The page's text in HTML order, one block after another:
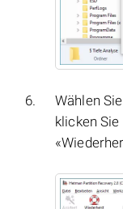
Wählen
klicken